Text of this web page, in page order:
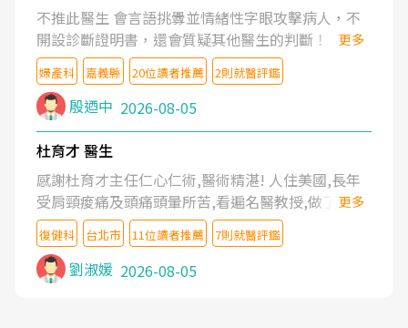
不推此醫生 會言語挑釁並情緒性字眼攻擊病人，不
開設診斷證明書，還會質疑其他醫生的判斷！
更多
婦產科 嘉義縣 20位讀者推薦 2則就醫評鑑
殷迺中 2026-08-05
杜育才 醫生
感謝杜育才主任仁心仁術,醫術精湛! 人住美國,長年
受肩頸痠痛及頭痛頭暈所苦,看遍名醫教授,做了各種
檢查,也嘗試過西醫打針,中醫針灸及物理徒手治療都
沒有用,後來連吃到嗎啡類止痛藥都效果有限,只是壓
症狀,沒多久就痛起來,多年失眠嚴重影響生活品質.
台灣親友介紹忠孝醫院杜育才主任是頸頭症候群專
更多
復健科 台北市 11位讀者推薦 7則就醫評鑑
劉淑媛 2026-08-05